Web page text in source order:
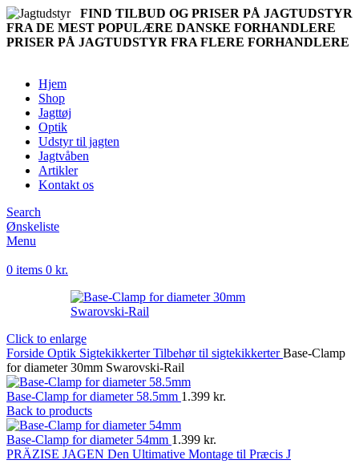
FIND TILBUD OG PRISER PÅ JAGTUDSTYR
FRA DE MEST POPULÆRE DANSKE FORHANDLERE
PRISER PÅ JAGTUDSTYR FRA FLERE FORHANDLERE
Hjem
Shop
Jagttøj
Optik
Udstyr til jagten
Jagtvåben
Artikler
Kontakt os
Search
Ønskeliste
Menu
0 items 0 kr.
Click to enlarge
Forside Optik SigtekikkerterTilbehør til sigtekikkerterBase-Clamp
for diameter 30mm Swarovski-Rail
Base-Clamp for diameter 58.5mm 1.399 kr.
Back to products
Base-Clamp for diameter 54mm 1.399 kr.
PRÄZISE JAGEN Den Ultimative Montage til Præcis J